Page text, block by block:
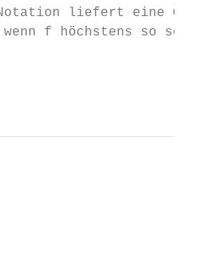
liefert eine
f höchstens so